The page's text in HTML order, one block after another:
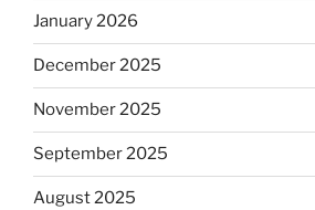
January 2026
December 2025
November 2025
September 2025
August 2025